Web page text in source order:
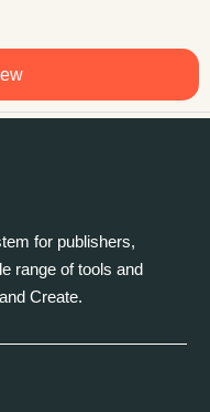
for publishers,
range of tools and
Create.